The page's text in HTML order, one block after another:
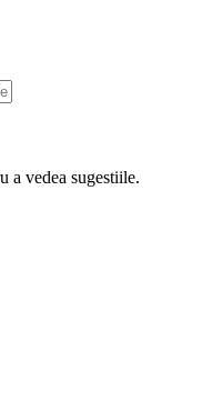
a vedea sugestiile.